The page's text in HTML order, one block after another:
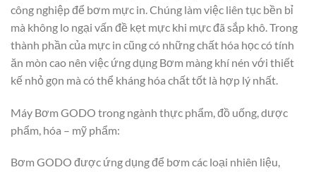
công nghiệp để bơm mực in. Chúng làm việc liên tục bền bỉ
mà không lo ngại vấn đề kẹt mực khi mực đã sắp khô. Trong
thành phần của mực in cũng có những chất hóa học có tính
ăn mòn cao nên việc ứng dụng Bơm màng khí nén với thiết
kế nhỏ gọn mà có thể kháng hóa chất tốt là hợp lý nhất.
Máy Bơm GODO trong ngành thực phẩm, đồ uống, dược
phẩm, hóa – mỹ phẩm:
Bơm GODO được ứng dụng để bơm các loại nhiên liệu,